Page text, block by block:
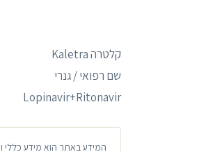
קלטרה Kaletra
שם רפואי / גנרי
Lopinavir+Ritonavir
המידע באתר הוא מידע כללי